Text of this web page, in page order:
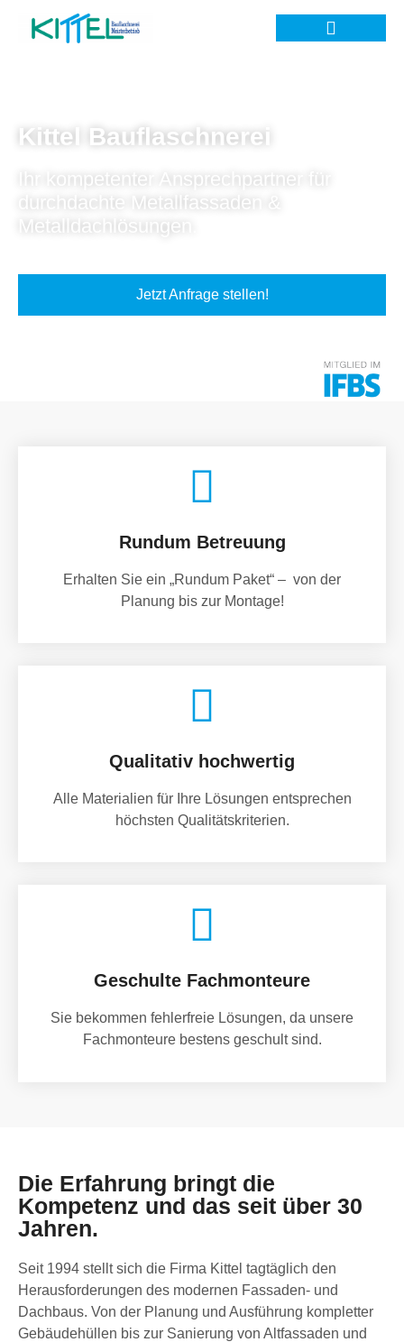
Kittel Bauflaschnerei
Ihr kompetenter Ansprechpartner für
durchdachte Metallfassaden &
Metalldachlösungen.
Jetzt Anfrage stellen!
Rundum Betreuung
Erhalten Sie ein „Rundum Paket“ – von der
Planung bis zur Montage!
Qualitativ hochwertig
Alle Materialien für Ihre Lösungen entsprechen
höchsten Qualitätskriterien.
Geschulte Fachmonteure
Sie bekommen fehlerfreie Lösungen, da unsere
Fachmonteure bestens geschult sind.
Die Erfahrung bringt die
Kompetenz und das seit über 30
Jahren.
Seit 1994 stellt sich die Firma Kittel tagtäglich den
Herausforderungen des modernen Fassaden- und
Dachbaus. Von der Planung und Ausführung kompletter
Gebäudehüllen bis zur Sanierung von Altfassaden und